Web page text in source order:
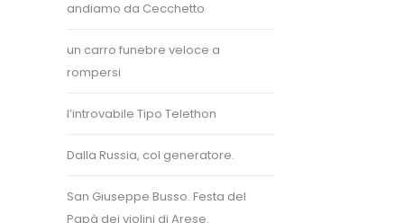
andiamo da Cecchetto
un carro funebre veloce a
rompersi
l’introvabile Tipo Telethon
Dalla Russia, col generatore.
San Giuseppe Busso. Festa del
Papà dei violini di Arese.
Superposter® è un marchio registrato.
+39 389 450 8093